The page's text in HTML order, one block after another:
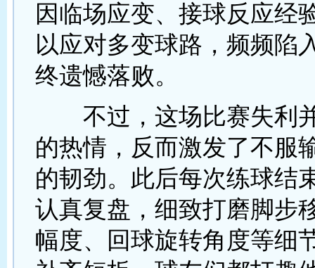
因临场应变、接球反应经
以应对多变球路，频频陷
终遗憾落败。
不过，这场比赛失利
的热情，反而激发了不服
的韧劲。此后每次练球结
认真复盘，细致打磨脚步
幅度、回球旋转角度等细